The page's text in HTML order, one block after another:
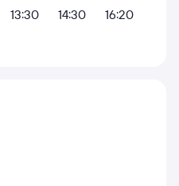
13:30 14:30
16:20